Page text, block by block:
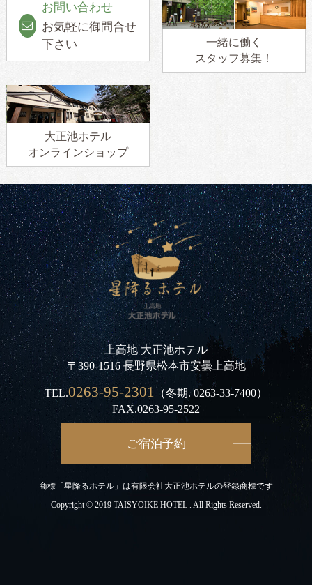
お問い合わせ
お気軽に御問合せ
下さい
一緒に働く
スタッフ募集！
大正池ホテル
オンラインショップ
上高地 大正池ホテル
〒390-1516 長野県松本市安曇上高地
TEL.0263-95-2301 （冬期.0263-33-7400）
FAX.0263-95-2522
ご宿泊予約
商標「星降るホテル」は有限会社大正池ホテルの登録商標です
Copyright © 2019 TAISYOIKE HOTEL . All Rights Reserved.